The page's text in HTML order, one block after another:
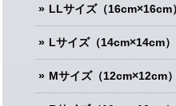
LLサイズ（16cm×16cm）
Lサイズ（14cm×14cm）
Mサイズ（12cm×12cm）